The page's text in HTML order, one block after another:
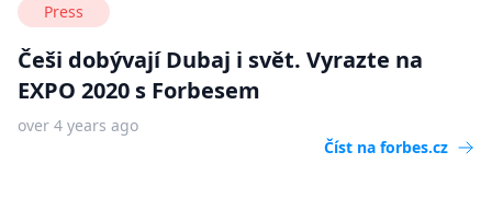
Press
Češi dobývají Dubaj i svět. Vyrazte na
EXPO 2020 s Forbesem
over 4 years ago
Číst na forbes.cz